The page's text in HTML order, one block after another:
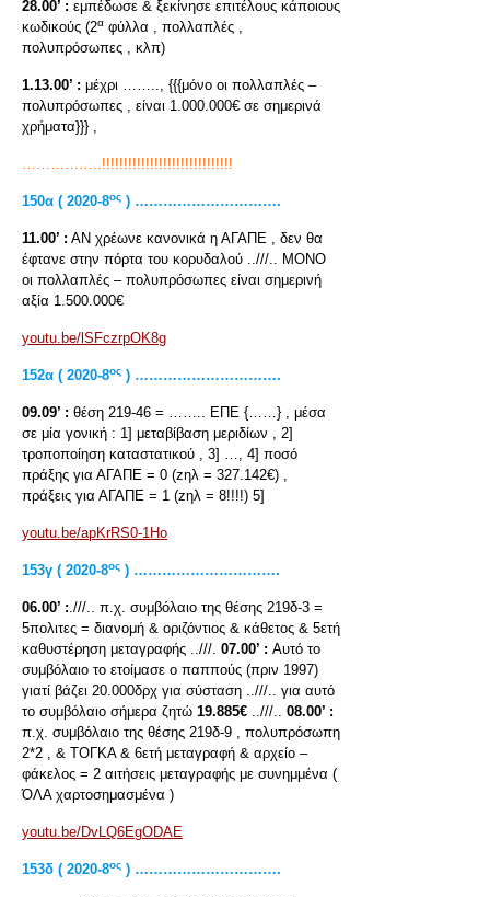
28.00’ : εμπέδωσε & ξεκίνησε επιτέλους κάποιους
κωδικούς (2α φύλλα , πολλαπλές ,
πολυπρόσωπες , κλπ)
1.13.00’ : μέχρι …….., {{{μόνο οι πολλαπλές –
πολυπρόσωπες , είναι 1.000.000€ σε σημερινά
χρήματα}}} ,
……………..!!!!!!!!!!!!!!!!!!!!!!!!!!!!!!
150α ( 2020-8ος ) ………………………….
11.00’ : ΑΝ χρέωνε κανονικά η ΑΓΑΠΕ , δεν θα
έφτανε στην πόρτα του κορυδαλού ..///.. ΜΟΝΟ
οι πολλαπλές – πολυπρόσωπες είναι σημερινή
αξία 1.500.000€
youtu.be/lSFczrpOK8g
152α ( 2020-8ος ) ………………………….
09.09’ : θέση 219-46 = …….. ΕΠΕ {……} , μέσα
σε μία γονική : 1] μεταβίβαση μεριδίων , 2]
τροποποίηση καταστατικού , 3] …, 4] ποσό
πράξης για ΑΓΑΠΕ = 0 (zηλ = 327.142€) ,
πράξεις για ΑΓΑΠΕ = 1 (zηλ = 8!!!!) 5]
youtu.be/apKrRS0-1Ho
153γ ( 2020-8ος ) ………………………….
06.00’ :.///.. π.χ. συμβόλαιο της θέσης 219δ-3 =
5πολιτες = διανομή & οριζόντιος & κάθετος & 5ετή
καθυστέρηση μεταγραφής ..///. 07.00’ : Αυτό το
συμβόλαιο το ετοίμασε ο παππούς (πριν 1997)
γιατί βάζει 20.000δρχ για σύσταση ..///.. για αυτό
το συμβόλαιο σήμερα ζητώ 19.885€ ..///.. 08.00’ :
π.χ. συμβόλαιο της θέσης 219δ-9 , πολυπρόσωπη
2*2 , & ΤΟΓΚΑ & 6ετή μεταγραφή & αρχείο –
φάκελος = 2 αιτήσεις μεταγραφής με συνημμένα (
ΌΛΑ χαρτοσημασμένα )
youtu.be/DvLQ6EgODAE
153δ ( 2020-8ος ) ………………………….